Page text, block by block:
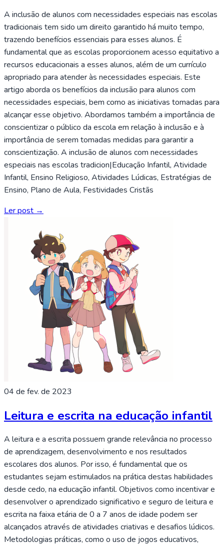
A inclusão de alunos com necessidades especiais nas escolas
tradicionais tem sido um direito garantido há muito tempo,
trazendo benefícios essenciais para esses alunos. É
fundamental que as escolas proporcionem acesso equitativo a
recursos educacionais a esses alunos, além de um currículo
apropriado para atender às necessidades especiais. Este
artigo aborda os benefícios da inclusão para alunos com
necessidades especiais, bem como as iniciativas tomadas para
alcançar esse objetivo. Abordamos também a importância de
conscientizar o público da escola em relação à inclusão e à
importância de serem tomadas medidas para garantir a
conscientização. A inclusão de alunos com necessidades
especiais nas escolas tradicion|Educação Infantil, Atividade
Infantil, Ensino Religioso, Atividades Lúdicas, Estratégias de
Ensino, Plano de Aula, Festividades Cristãs
Ler post →
04 de fev. de 2023
Leitura e escrita na educação infantil
A leitura e a escrita possuem grande relevância no processo
de aprendizagem, desenvolvimento e nos resultados
escolares dos alunos. Por isso, é fundamental que os
estudantes sejam estimulados na prática destas habilidades
desde cedo, na educação infantil. Objetivos como incentivar e
desenvolver o aprendizado significativo e seguro de leitura e
escrita na faixa etária de 0 a 7 anos de idade podem ser
alcançados através de atividades criativas e desafios lúdicos.
Metodologias práticas, como o uso de jogos educativos,